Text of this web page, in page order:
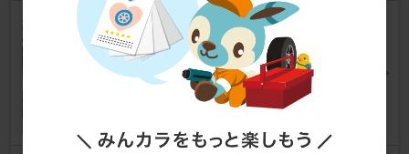
HASEPRO マジカルアートシー
ト
モビリオスパイク [GK]
こばテツさん
0